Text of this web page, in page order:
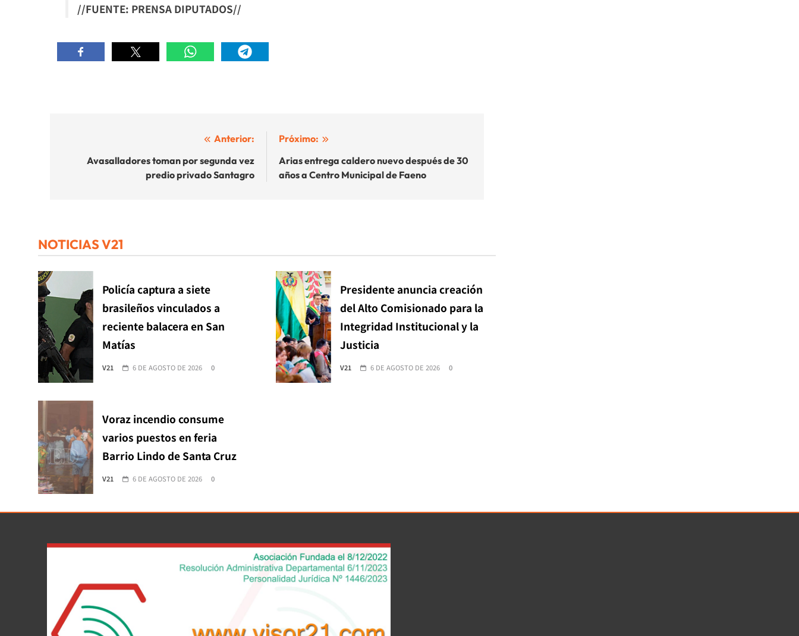
//FUENTE: PRENSA DIPUTADOS//
Anterior:
Avasalladores toman por segunda vez
predio privado Santagro
Próximo:
Arias entrega caldero nuevo después de 30
años a Centro Municipal de Faeno
NOTICIAS V21
Policía captura a siete
brasileños vinculados a
reciente balacera en San
Matías
V21 6 DE AGOSTO DE 2026 0
Presidente anuncia creación
del Alto Comisionado para la
Integridad Institucional y la
Justicia
V21 6 DE AGOSTO DE 2026 0
Voraz incendio consume
varios puestos en feria
Barrio Lindo de Santa Cruz
V21 6 DE AGOSTO DE 2026 0